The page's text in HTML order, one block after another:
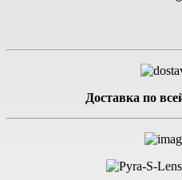
Доставка по